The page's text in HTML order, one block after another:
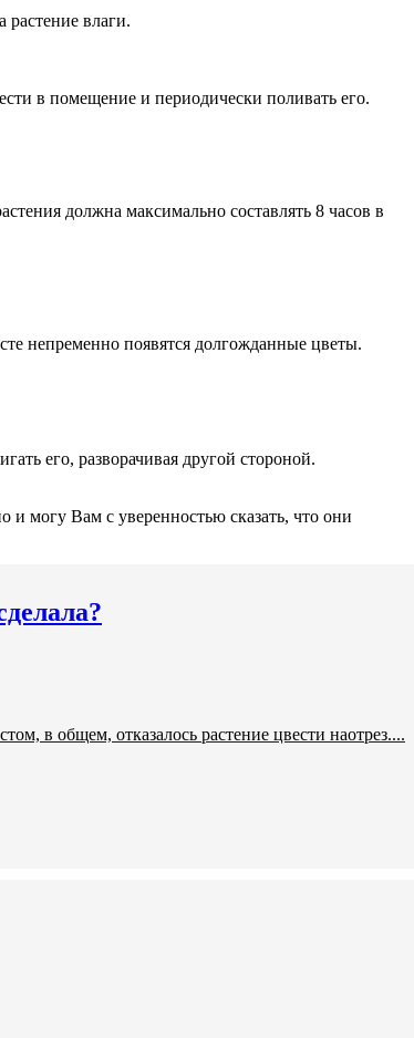
влаги.
в помещение и периодически поливать его.
должна максимально составлять 8 часов в
непременно появятся долгожданные цветы.
его, разворачивая другой стороной.
могу Вам с уверенностью сказать, что они
в общем, отказалось растение цвести наотрез....